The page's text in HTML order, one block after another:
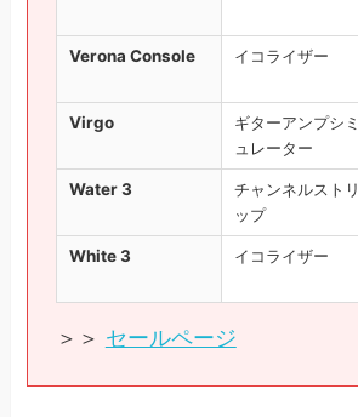
Verona Console イコライザー
Virgo
ギターアンプシミ
ュレーター
Water 3
チャンネルストリ
ップ
White 3 イコライザー
＞＞ セールページ